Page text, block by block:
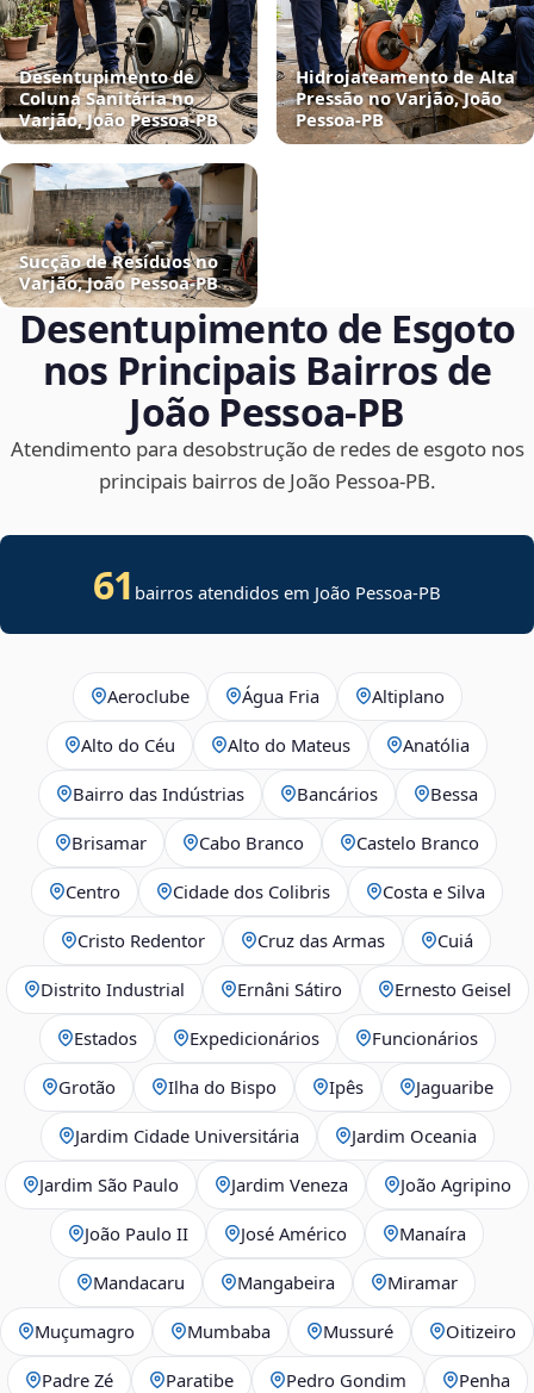
Desentupimento de
Coluna Sanitária no
Varjão, João Pessoa‑PB
Hidrojateamento de Alta
Pressão no Varjão, João
Pessoa‑PB
Sucção de Resíduos no
Varjão, João Pessoa‑PB
Desentupimento de Esgoto
nos Principais Bairros de
João Pessoa‑PB
Atendimento para desobstrução de redes de esgoto nos
principais bairros de João Pessoa‑PB.
61 bairros atendidos em João Pessoa-PB
Aeroclube Água Fria Altiplano
Alto do Céu Alto do Mateus Anatólia
Bairro das Indústrias Bancários Bessa
Brisamar Cabo Branco Castelo Branco
Centro Cidade dos Colibris Costa e Silva
Cristo Redentor Cruz das Armas Cuiá
Distrito Industrial Ernâni Sátiro Ernesto Geisel
Estados Expedicionários Funcionários
Grotão Ilha do Bispo Ipês Jaguaribe
Jardim Cidade Universitária Jardim Oceania
Jardim São Paulo Jardim Veneza João Agripino
João Paulo II José Américo Manaíra
Mandacaru Mangabeira Miramar
Muçumagro Mumbaba Mussuré Oitizeiro
Padre Zé Paratibe Pedro Gondim Penha